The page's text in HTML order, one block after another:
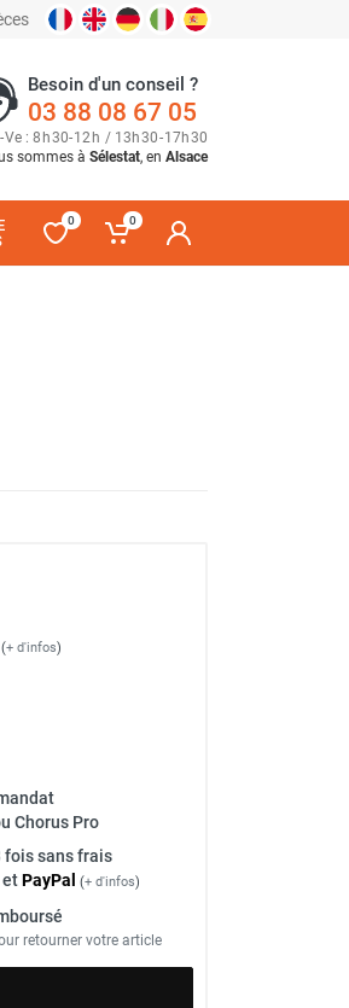
Besoin d'un conseil ?
03 88 08 67 05
-Ve : 8h30-12h / 13h30-17h30
sommes à Sélestat, en Alsace
0 0
(+ d'infos)
Chorus Pro
fois sans frais
etPayPal (+ d'infos)
retourner votre article